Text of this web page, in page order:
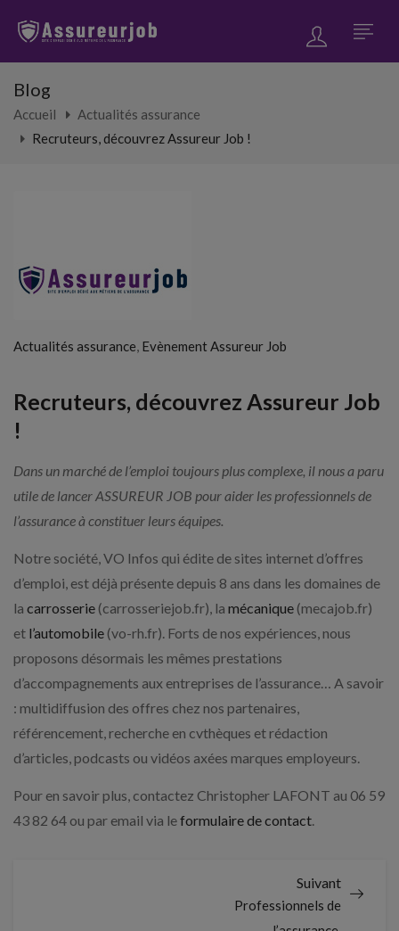
Blog
Accueil
Actualités assurance
Recruteurs, découvrez Assureur Job !
Actualités assurance, Evènement Assureur Job
Recruteurs, découvrez Assureur Job
!
Dans un marché de l’emploi toujours plus complexe, il nous a paru
utile de lancer ASSUREUR JOB pour aider les professionnels de
l’assurance à constituer leurs équipes.
Notre société, VO Infos qui édite de sites internet d’offres
d’emploi, est déjà présente depuis 8 ans dans les domaines de
la carrosserie (carrosseriejob.fr), la mécanique (mecajob.fr)
et l’automobile (vo-rh.fr). Forts de nos expériences, nous
proposons désormais les mêmes prestations
d’accompagnements aux entreprises de l’assurance… A savoir
: multidiffusion des offres chez nos partenaires,
référencement, recherche en cvthèques et rédaction
d’articles, podcasts ou vidéos axées marques employeurs.
Pour en savoir plus, contactez Christopher LAFONT au 06 59
43 82 64 ou par email via leformulaire de contact.
Suivant
Professionnels de